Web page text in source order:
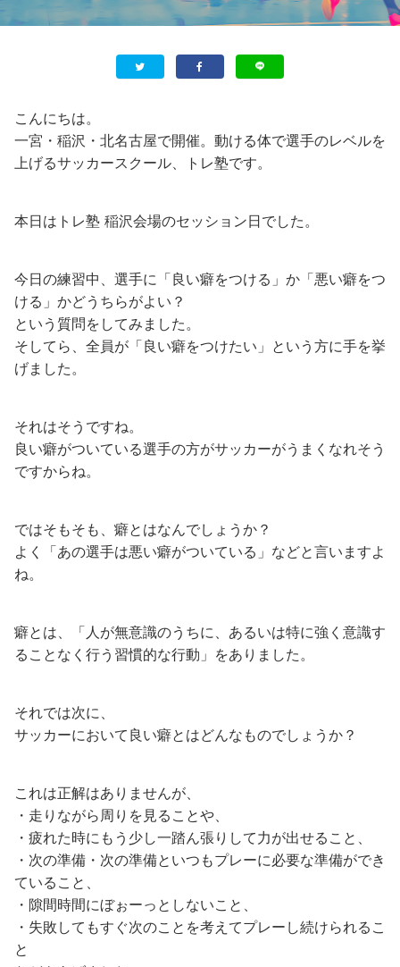
こんにちは。
一宮・稲沢・北名古屋で開催。動ける体で選手のレベルを
上げるサッカースクール、トレ塾です。
本日はトレ塾 稲沢会場のセッション日でした。
今日の練習中、選手に「良い癖をつける」か「悪い癖をつ
ける」かどうちらがよい？
という質問をしてみました。
そしてら、全員が「良い癖をつけたい」という方に手を挙
げました。
それはそうですね。
良い癖がついている選手の方がサッカーがうまくなれそう
ですからね。
ではそもそも、癖とはなんでしょうか？
よく「あの選手は悪い癖がついている」などと言いますよ
ね。
癖とは、「人が無意識のうちに、あるいは特に強く意識す
ることなく行う習慣的な行動」をありました。
それでは次に、
サッカーにおいて良い癖とはどんなものでしょうか？
これは正解はありませんが、
・走りながら周りを見ることや、
・疲れた時にもう少し一踏ん張りして力が出せること、
・次の準備・次の準備といつもプレーに必要な準備ができ
ていること、
・隙間時間にぼぉーっとしないこと、
・失敗してもすぐ次のことを考えてプレーし続けられるこ
と